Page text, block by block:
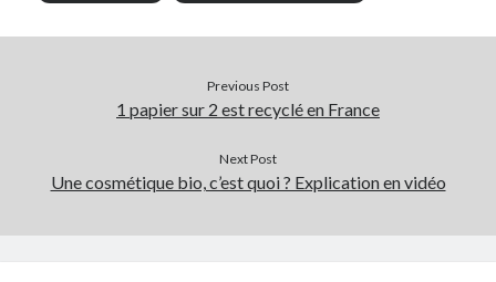
Previous Post
1 papier sur 2 est recyclé en France
Next Post
Une cosmétique bio, c’est quoi ? Explication en vidéo